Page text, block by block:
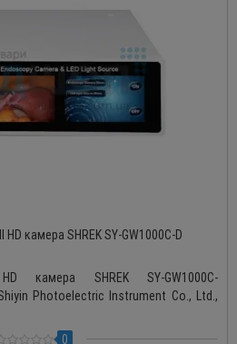
камера SHREK SY-GW1000C-D
камера SHREK SY-GW1000C-
Photoelectric Instrument Co., Ltd.,
0